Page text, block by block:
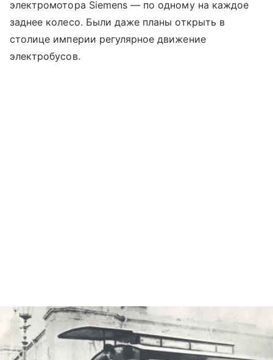
электромотора Siemens — по одному на каждое
заднее колесо. Были даже планы открыть в
столице империи регулярное движение
электробусов.